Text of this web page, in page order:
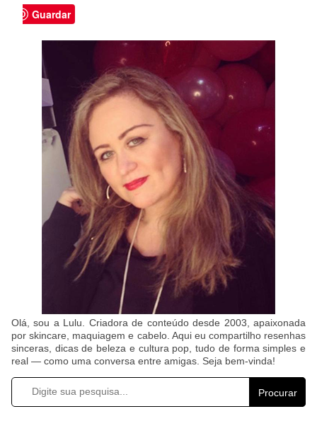
Guardar
Olá, sou a Lulu. Criadora de conteúdo desde 2003, apaixonada
por skincare, maquiagem e cabelo. Aqui eu compartilho resenhas
sinceras, dicas de beleza e cultura pop, tudo de forma simples e
real — como uma conversa entre amigas. Seja bem-vinda!
Procurar